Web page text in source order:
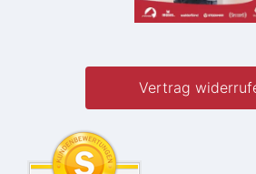
Vertrag